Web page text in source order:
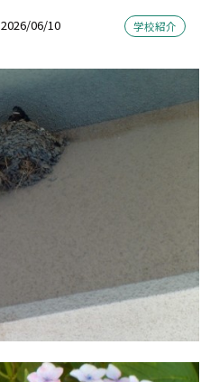
2026/06/10 学校紹介